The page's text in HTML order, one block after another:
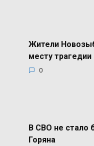
Жители
месту
0
В СВО не стало
Горяна